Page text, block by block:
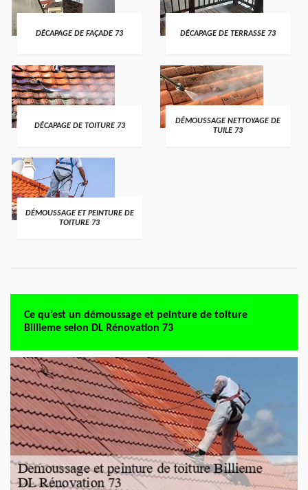
DÉCAPAGE DE FAÇADE 73 DÉCAPAGE DE TERRASSE 73
DÉCAPAGE DE TOITURE 73
DÉMOUSSAGE NETTOYAGE DE
TUILE 73
DÉMOUSSAGE ET PEINTURE DE
TOITURE 73
Ce qu’est un démoussage et peinture de toiture
Billieme selon DL Rénovation 73